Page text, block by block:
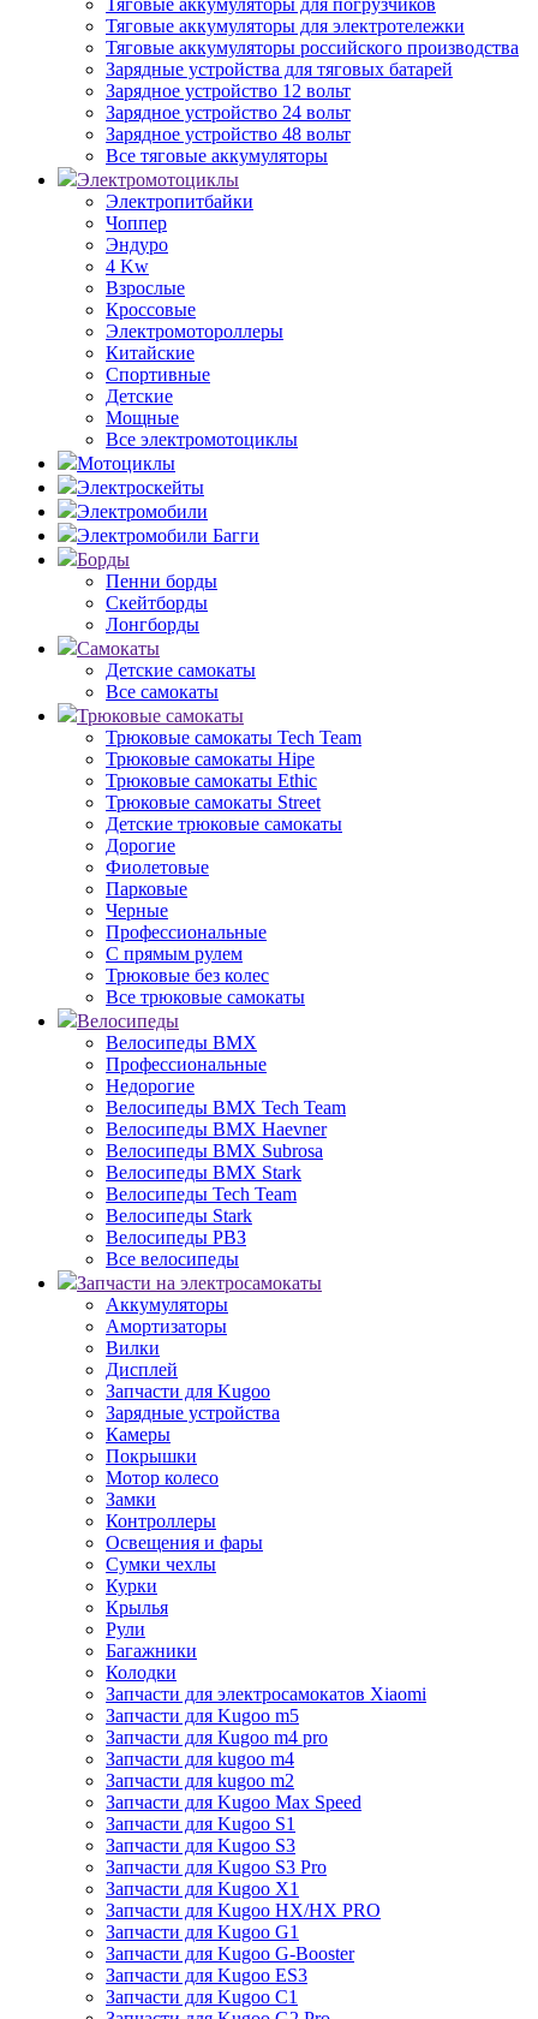
Тяговые аккумуляторы для погрузчиков
Тяговые аккумуляторы для электротележки
Тяговые аккумуляторы российского производства
Зарядные устройства для тяговых батарей
Зарядное устройство 12 вольт
Зарядное устройство 24 вольт
Зарядное устройство 48 вольт
Все тяговые аккумуляторы
Электромотоциклы
Электропитбайки
Чоппер
Эндуро
4 Kw
Взрослые
Кроссовые
Электромотороллеры
Китайские
Спортивные
Детские
Мощные
Все электромотоциклы
Мотоциклы
Электроскейты
Электромобили
Электромобили Багги
Борды
Пенни борды
Скейтборды
Лонгборды
Самокаты
Детские самокаты
Все самокаты
Трюковые самокаты
Трюковые самокаты Tech Team
Трюковые самокаты Hipe
Трюковые самокаты Ethic
Трюковые самокаты Street
Детские трюковые самокаты
Дорогие
Фиолетовые
Парковые
Черные
Профессиональные
С прямым рулем
Трюковые без колес
Все трюковые самокаты
Велосипеды
Велосипеды BMX
Профессиональные
Недорогие
Велосипеды BMX Tech Team
Велосипеды BMX Haevner
Велосипеды BMX Subrosa
Велосипеды BMX Stark
Велосипеды Tech Team
Велосипеды Stark
Велосипеды РВЗ
Все велосипеды
Запчасти на электросамокаты
Аккумуляторы
Амортизаторы
Вилки
Дисплей
Запчасти для Kugoo
Зарядные устройства
Камеры
Покрышки
Мотор колесо
Замки
Контроллеры
Освещения и фары
Сумки чехлы
Курки
Крылья
Рули
Багажники
Колодки
Запчасти для электросамокатов Xiaomi
Запчасти для Kugoo m5
Запчасти для Кugoo m4 pro
Запчасти для kugoo m4
Запчасти для kugoo m2
Запчасти для Kugoo Max Speed
Запчасти для Kugoo S1
Запчасти для Kugoo S3
Запчасти для Kugoo S3 Pro
Запчасти для Kugoo X1
Запчасти для Kugoo HX/HX PRO
Запчасти для Kugoo G1
Запчасти для Kugoo G-Booster
Запчасти для Kugoo ES3
Запчасти для Kugoo C1